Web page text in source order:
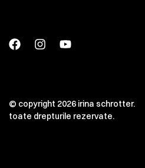
© copyright 2026 irina schrotter.
toate drepturile rezervate.